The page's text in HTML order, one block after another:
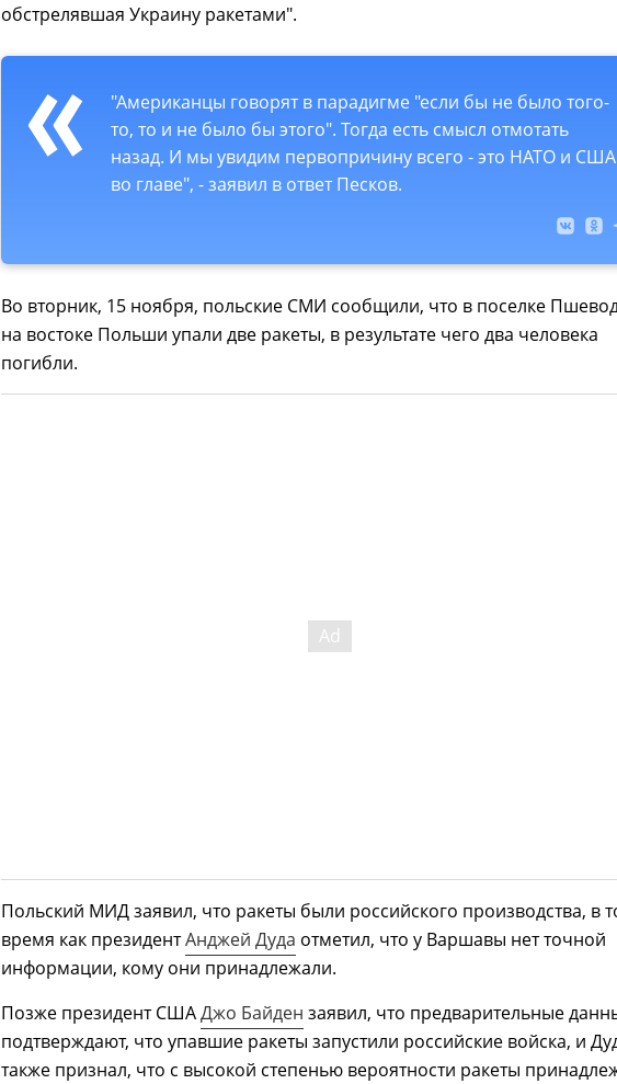
обстрелявшая Украину ракетами".
"Американцы говорят в парадигме "если бы не было того-
то, то и не было бы этого". Тогда есть смысл отмотать
назад. И мы увидим первопричину всего - это НАТО и США
во главе", - заявил в ответ Песков.
Во вторник, 15 ноября, польские СМИ сообщили, что в поселке
на востоке Польши упали две ракеты, в результате чего два человека
погибли.
Польский МИД заявил, что ракеты были российского производства, в
время как президентАнджей Дуда отметил, что у Варшавы нет точной
информации, кому они принадлежали.
Позже президент СШАДжо Байден заявил, что предварительные
подтверждают, что упавшие ракеты запустили российские войска, и
также признал, что с высокой степенью вероятности ракеты